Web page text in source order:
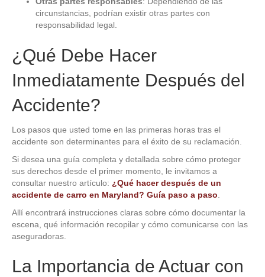
circunstancias, podrían existir otras partes con
responsabilidad legal.
¿Qué Debe Hacer
Inmediatamente Después del
Accidente?
Los pasos que usted tome en las primeras horas tras el
accidente son determinantes para el éxito de su reclamación.
Si desea una guía completa y detallada sobre cómo proteger
sus derechos desde el primer momento, le invitamos a
consultar nuestro artículo: ¿Qué hacer después de un
accidente de carro en Maryland? Guía paso a paso.
Allí encontrará instrucciones claras sobre cómo documentar la
escena, qué información recopilar y cómo comunicarse con las
aseguradoras.
La Importancia de Actuar con